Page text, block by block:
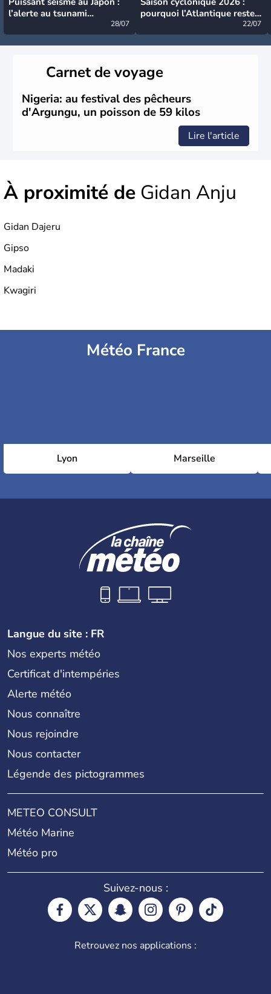
l’alerte au tsunami
28/07
pourquoi l’Atlantique reste
22/07
Carnet de voyage
Nigeria: au festival des pêcheurs
d'Argungu, un poisson de 59 kilos
Lire l'article
À proximité de Gidan Anju
Gidan Dajeru
Gipso
Madaki
Kwagiri
Météo France
Lyon Marseille
Langue du site : FR
Nos experts météo
Certificat d'intempéries
Alerte météo
Nous connaître
Nous rejoindre
Nous contacter
Légende des pictogrammes
METEO CONSULT
Météo Marine
Météo pro
Suivez-nous :
Retrouvez nos applications :